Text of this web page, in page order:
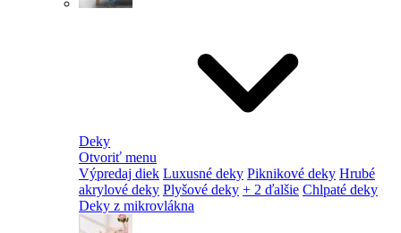
Deky
Otvoriť menu
Výpredaj diek Luxusné deky Piknikové deky Hrubé
akrylové deky Plyšové deky + 2 ďalšie Chlpaté deky
Deky z mikrovlákna